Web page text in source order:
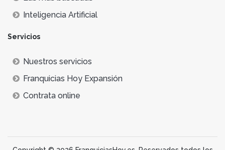
Inteligencia Artificial
Servicios
Nuestros servicios
Franquicias Hoy Expansión
Contrata online